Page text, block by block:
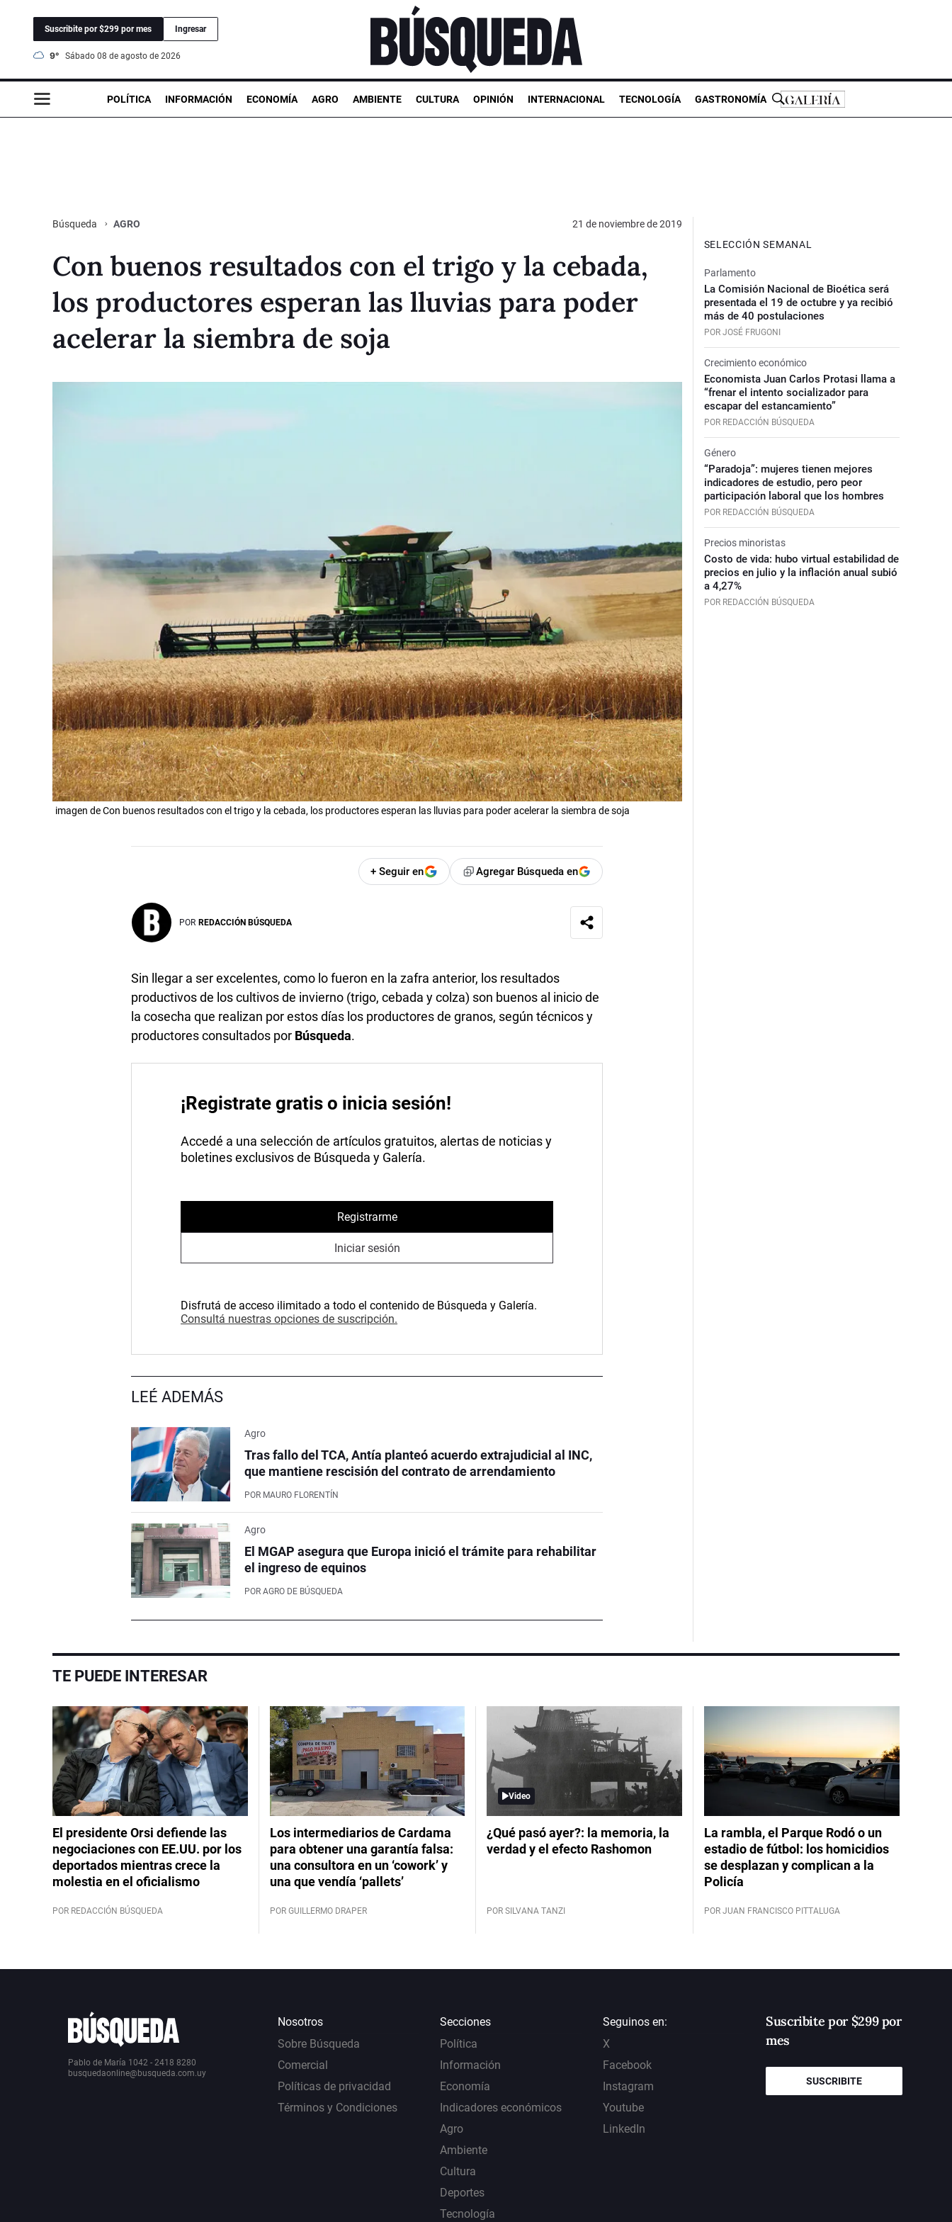
Suscribite por $299 por mes Ingresar
9° sábado 08 de agosto de 2026
POLÍTICA INFORMACIÓN ECONOMÍA AGRO AMBIENTE CULTURA OPINIÓN INTERNACIONAL TECNOLOGÍA GASTRONOMÍA
Búsqueda AGRO 21 de noviembre de 2019
Con buenos resultados con el trigo y la cebada,
los productores esperan las lluvias para poder
acelerar la siembra de soja
imagen de Con buenos resultados con el trigo y la cebada, los productores esperan las lluvias para poder acelerar la siembra de soja
+ Seguir en Agregar Búsqueda en
POR REDACCIÓN BÚSQUEDA
Sin llegar a ser excelentes, como lo fueron en la zafra anterior, los resultados
productivos de los cultivos de invierno (trigo, cebada y colza) son buenos al inicio de
la cosecha que realizan por estos días los productores de granos, según técnicos y
productores consultados por Búsqueda.
¡Registrate gratis o inicia sesión!
Accedé a una selección de artículos gratuitos, alertas de noticias y
boletines exclusivos de Búsqueda y Galería.
Registrarme
Iniciar sesión
Disfrutá de acceso ilimitado a todo el contenido de Búsqueda y Galería.
Consultá nuestras opciones de suscripción.
LEÉ ADEMÁS
Agro
Tras fallo del TCA, Antía planteó acuerdo extrajudicial al INC,
que mantiene rescisión del contrato de arrendamiento
POR MAURO FLORENTÍN
Agro
El MGAP asegura que Europa inició el trámite para rehabilitar
el ingreso de equinos
POR AGRO DE BÚSQUEDA
SELECCIÓN SEMANAL
Parlamento
La Comisión Nacional de Bioética será
presentada el 19 de octubre y ya recibió
más de 40 postulaciones
POR JOSÉ FRUGONI
Crecimiento económico
Economista Juan Carlos Protasi llama a
“frenar el intento socializador para
escapar del estancamiento”
POR REDACCIÓN BÚSQUEDA
Género
“Paradoja”: mujeres tienen mejores
indicadores de estudio, pero peor
participación laboral que los hombres
POR REDACCIÓN BÚSQUEDA
Precios minoristas
Costo de vida: hubo virtual estabilidad de
precios en julio y la inflación anual subió
a 4,27%
POR REDACCIÓN BÚSQUEDA
TE PUEDE INTERESAR
El presidente Orsi defiende las
negociaciones con EE.UU. por los
deportados mientras crece la
molestia en el oficialismo
POR REDACCIÓN BÚSQUEDA
Los intermediarios de Cardama
para obtener una garantía falsa:
una consultora en un ‘cowork’ y
una que vendía ‘pallets’
POR GUILLERMO DRAPER
Video
¿Qué pasó ayer?: la memoria, la
verdad y el efecto Rashomon
POR SILVANA TANZI
La rambla, el Parque Rodó o un
estadio de fútbol: los homicidios
se desplazan y complican a la
Policía
POR JUAN FRANCISCO PITTALUGA
Pablo de María 1042 - 2418 8280
busquedaonline@busqueda.com.uy
Nosotros
Sobre Búsqueda
Comercial
Políticas de privacidad
Términos y Condiciones
Secciones
Política
Información
Economía
Indicadores económicos
Agro
Ambiente
Cultura
Deportes
Tecnología
Seguinos en:
X
Facebook
Instagram
Youtube
LinkedIn
Suscribite por $299 por
mes
SUSCRIBITE